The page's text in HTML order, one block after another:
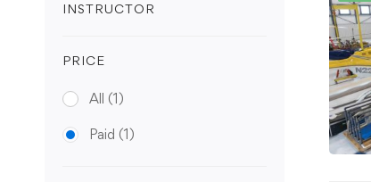
INSTRUCTOR
PRICE
All (1)
Paid (1)